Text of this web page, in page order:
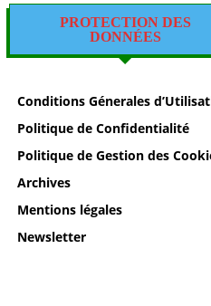
PROTECTION DES
DONNÉES
Conditions Génerales
Politique de Confidentialité
Politique de Gestion des
Archives
Mentions légales
Newsletter